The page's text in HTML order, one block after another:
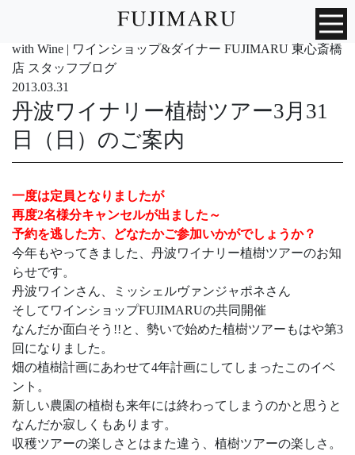
with Wine | ワインショップ&ダイナー FUJIMARU 東心斎橋
店 スタッフブログ
2013.03.31
丹波ワイナリー植樹ツアー3月31
日（日）のご案内
一度は定員となりましたが
再度2名様分キャンセルが出ました～
予約を逃した方、どなたかご参加いかがでしょうか？
今年もやってきました、丹波ワイナリー植樹ツアーのお知
らせです。
丹波ワインさん、ミッシェルヴァンジャポネさん
そしてワインショップFUJIMARUの共同開催
なんだか面白そう!!と、勢いで始めた植樹ツアーもはや第3
回になりました。
畑の植樹計画にあわせて4年計画にしてしまったこのイベ
ント。
新しい農園の植樹も来年には終わってしまうのかと思うと
なんだか寂しくもあります。
収穫ツアーの楽しさとはまた違う、植樹ツアーの楽しさ。